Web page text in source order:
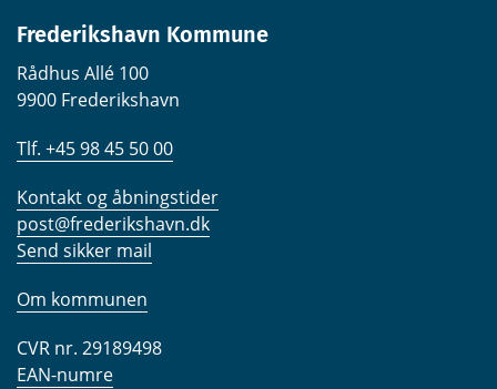
Frederikshavn Kommune
Rådhus Allé 100
9900 Frederikshavn
Tlf. +45 98 45 50 00
Kontakt og åbningstider
post@frederikshavn.dk
Send sikker mail
Om kommunen
CVR nr. 29189498
EAN-numre